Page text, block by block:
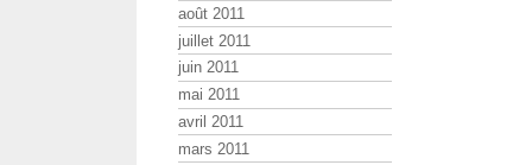
août 2011
juillet 2011
juin 2011
mai 2011
avril 2011
mars 2011